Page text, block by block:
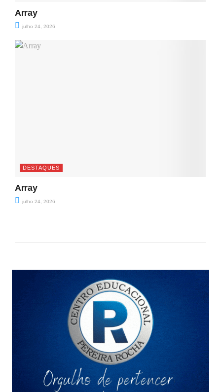
Array
julho 24, 2026
DESTAQUES
Array
julho 24, 2026